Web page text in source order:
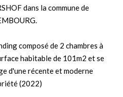
dans la commune de
composé de 2 chambres à
habitable de 101m2 et se
d'une récente et moderne
(2022)